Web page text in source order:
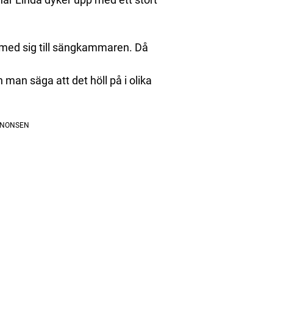
sig till sängkammaren. Då
man säga att det höll på i olika